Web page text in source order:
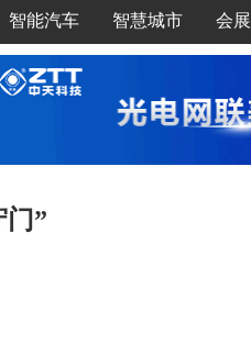
智能汽车 智慧城市 会展
”